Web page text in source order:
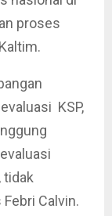
proses
KSP,
tidak
Calvin.